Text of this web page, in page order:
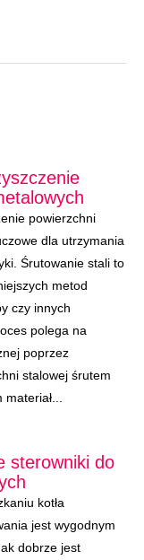
powierzchni
dla utrzymania
Śrutowanie stali to
metod
czy innych
polega na
poprzez
stalowej śrutem
sterowniki do
kotła
jest wygodnym
dobrze jest